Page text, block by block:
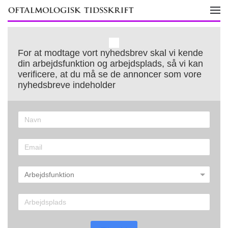
Skip to main content
For at modtage vort nyhedsbrev skal vi kende
din arbejdsfunktion og arbejdsplads, så vi kan
verificere, at du må se de annoncer som vore
nyhedsbreve indeholder